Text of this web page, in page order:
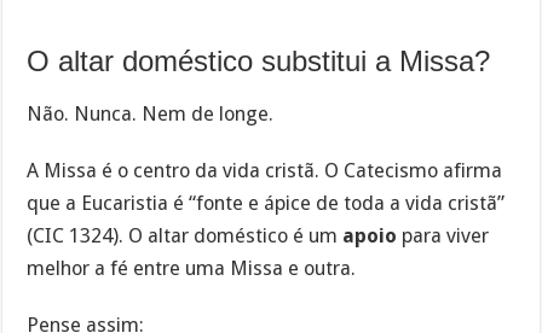
O altar doméstico substitui a Missa?
Não. Nunca. Nem de longe.
A Missa é o centro da vida cristã. O Catecismo afirma
que a Eucaristia é “fonte e ápice de toda a vida cristã”
(CIC 1324). O altar doméstico é um apoio para viver
melhor a fé entre uma Missa e outra.
Pense assim: